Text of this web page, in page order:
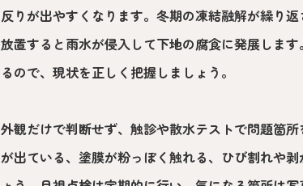
反りが出やすくなります。冬期の凍結融解が繰り
放置すると雨水が侵入して下地の腐食に発展しま
るので、現状を正しく把握しましょう。
外観だけで判断せず、触診や散水テストで問題箇
が出ている、塗膜が粉っぽく触れる、ひび割れや